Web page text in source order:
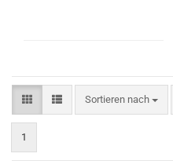
Sortieren nach
Sortieren nach
1